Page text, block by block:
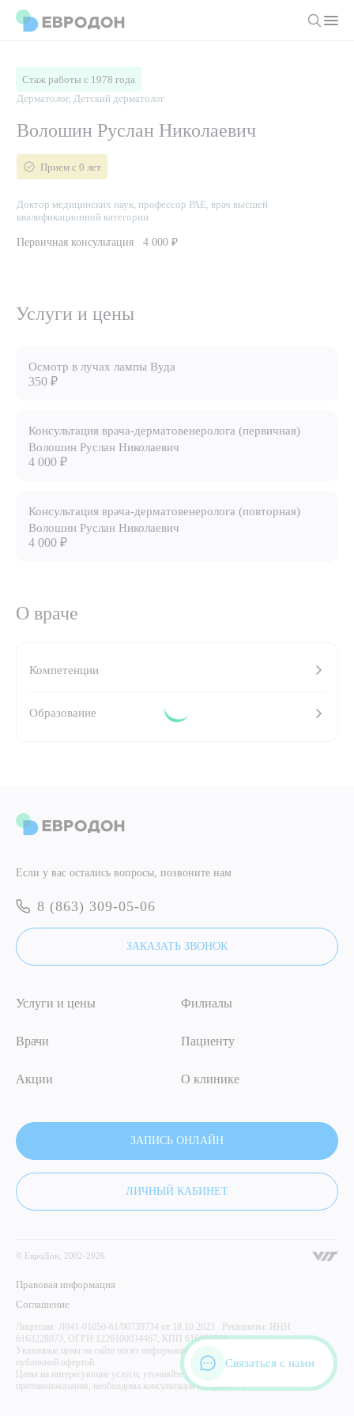
О компании
Статьи
Руководство клиники
Вакансии
Политика конфиденциальности
Врачи
Услуги и цены
Хирургический стационар
Пациенту
ДМС
Филиалы
Стаж работы с 1978 года
Дерматолог, Детский дерматолог
Волошин Руслан Николаевич
Прием с 0 лет
Доктор медицинских наук, профессор РАЕ, врач высшей
квалификационной категории
Первичная консультация 4 000 ₽
Услуги и цены
Осмотр в лучах лампы Вуда
350 ₽
Консультация врача-дерматовенеролога (первичная)
Волошин Руслан Николаевич
4 000 ₽
Консультация врача-дерматовенеролога (повторная)
Волошин Руслан Николаевич
4 000 ₽
О враче
Компетенции
Образование
Я даю согласие наобработку персональных данных
Если у вас остались вопросы, позвоните нам
8 (863) 309-05-06
ЗАКАЗАТЬ ЗВОНОК
Услуги и цены
Врачи
Акции
Филиалы
Пациенту
О клинике
ЗАПИСЬ ОНЛАЙН
ЛИЧНЫЙ КАБИНЕТ
© ЕвроДон, 2002-2026
Правовая информация
Соглашение
Лицензия: Л041-01050-61/00739734 от 18.10.2023 Реквизиты: ИНН
6163228073, ОГРН 1226100034467, КПП 616301001
Указанные цены на сайте носят информационный характер и не являются
публичной офертой.
Цены на интересующие услуги, уточняйте у администратора центра. Имеются
противопоказания, необходима консультация специалиста.
Связаться с нами
Выберите сопутствующую услугу